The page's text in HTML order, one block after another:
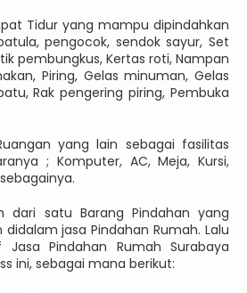
Tidur yang mampu dipindahkan
pengocok, sendok sayur, Set
pembungkus, Kertas roti, Nampan
Piring, Gelas minuman, Gelas
Rak pengering piring, Pembuka
yang lain sebagai fasilitas
; Komputer, AC, Meja, Kursi,
dari satu Barang Pindahan yang
jasa Pindahan Rumah. Lalu
Pindahan Rumah Surabaya
ini, sebagai mana berikut: